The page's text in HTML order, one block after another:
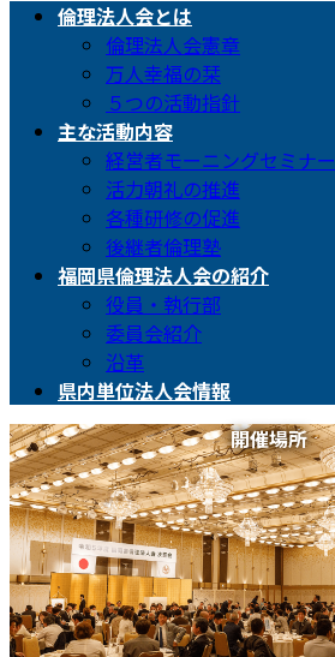
倫理法人会とは
倫理法人会憲章
万人幸福の栞
５つの活動指針
主な活動内容
経営者モーニングセミナー
活力朝礼の推進
各種研修の促進
後継者倫理塾
福岡県倫理法人会の紹介
役員・執行部
委員会紹介
沿革
県内単位法人会情報
開催場所